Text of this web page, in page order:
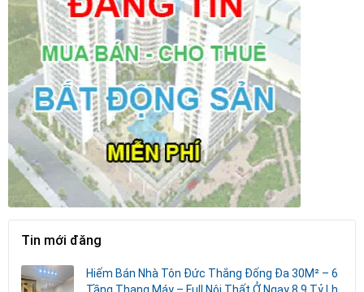
Tin mới đăng
Hiếm Bán Nhà Tôn Đức Thắng Đống Đa 30M² – 6